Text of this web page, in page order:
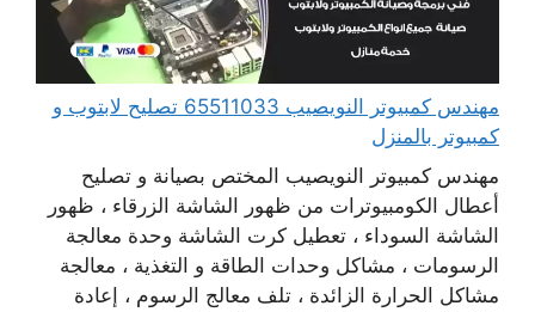
مهندس كمبيوتر النويصيب 65511033 تصليح لابتوب و
كمبيوتر بالمنزل
مهندس كمبيوتر النويصيب المختص بصيانة و تصليح
أعطال الكومبيوترات من ظهور الشاشة الزرقاء ، ظهور
الشاشة السوداء ، تعطيل كرت الشاشة وحدة معالجة
الرسومات ، مشاكل وحدات الطاقة و التغذية ، معالجة
مشاكل الحرارة الزائدة ، تلف معالج الرسوم ، إعادة